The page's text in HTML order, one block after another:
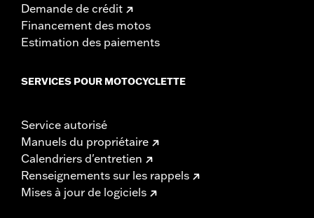
Demande de crédit
Financement des motos
Estimation des paiements
SERVICES POUR MOTOCYCLETTE
Service autorisé
Manuels du propriétaire
Calendriers d'entretien
Renseignements sur les rappels
Mises à jour de logiciels